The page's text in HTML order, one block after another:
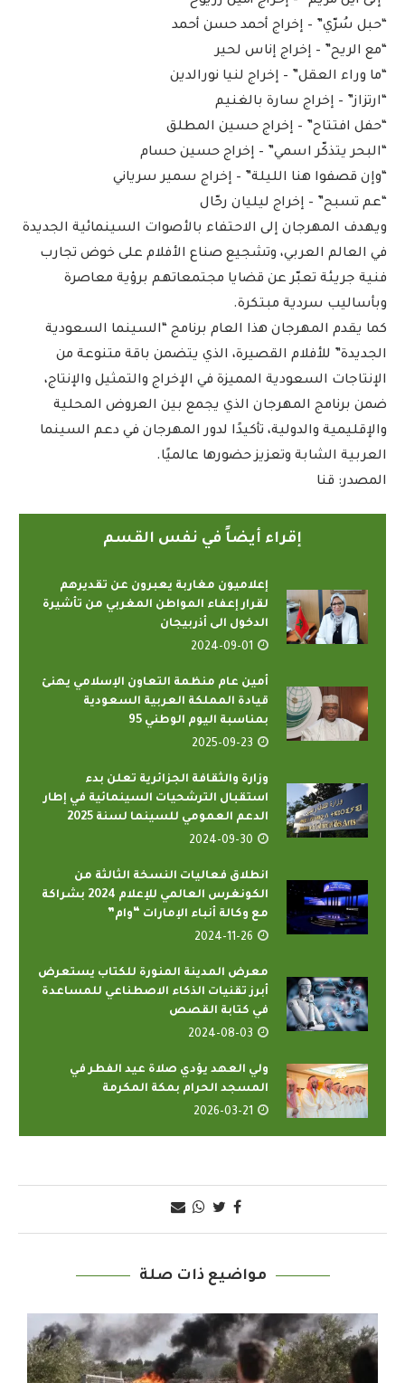
“حبل سُرّي” – إخراج أحمد حسن أحمد
“مع الريح” – إخراج إناس لحير
“ما وراء العقل” – إخراج لنيا نورالدين
“ارتزاز” – إخراج سارة بالغنيم
“حفل افتتاح” – إخراج حسين المطلق
“البحر يتذكّر اسمي” – إخراج حسين حسام
“وإن قصفوا هنا الليلة” – إخراج سمير سرياني
“عم تسبح” – إخراج ليليان رحّال
ويهدف المهرجان إلى الاحتفاء بالأصوات السينمائية الجديدة
في العالم العربي، وتشجيع صناع الأفلام على خوض تجارب
فنية جريئة تعبّر عن قضايا مجتمعاتهم برؤية معاصرة
وبأساليب سردية مبتكرة.
كما يقدم المهرجان هذا العام برنامج “السينما السعودية
الجديدة” للأفلام القصيرة، الذي يتضمن باقة متنوعة من
الإنتاجات السعودية المميزة في الإخراج والتمثيل والإنتاج،
ضمن برنامج المهرجان الذي يجمع بين العروض المحلية
والإقليمية والدولية، تأكيدًا لدور المهرجان في دعم السينما
العربية الشابة وتعزيز حضورها عالميًا.
المصدر: قنا
إقراء أيضاً في نفس القسم
إعلاميون مغاربة يعبرون عن تقديرهم
لقرار إعفاء المواطن المغربي من تأشيرة
الدخول الى أذربيجان
2024-09-01
أمين عام منظمة التعاون الإسلامي يهنئ
قيادة المملكة العربية السعودية
بمناسبة اليوم الوطني 95
2025-09-23
وزارة والثقافة الجزائرية تعلن بدء
استقبال الترشحيات السينمائية في إطار
الدعم العمومي للسينما لسنة 2025
2024-09-30
انطلاق فعاليات النسخة الثالثة من
الكونغرس العالمي للإعلام 2024 بشراكة
مع وكالة أنباء الإمارات “وام”
2024-11-26
معرض المدينة المنورة للكتاب يستعرض
أبرز تقنيات الذكاء الاصطناعي للمساعدة
في كتابة القصص
2024-08-03
ولي العهد يؤدي صلاة عيد الفطر في
المسجد الحرام بمكة المكرمة
2026-03-21
مواضيع ذات صلة